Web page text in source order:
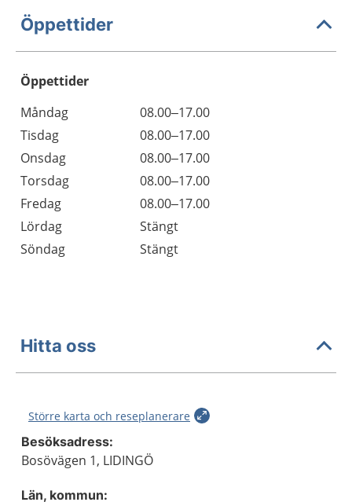
Öppettider
Öppettider
Dag
Öppettider
Kommentarer
Måndag
08.00–17.00
Tisdag
08.00–17.00
Onsdag
08.00–17.00
Torsdag
08.00–17.00
Fredag
08.00–17.00
Lördag
Stängt
Söndag
Stängt
Hitta oss
Större karta och reseplanerare
Besöksadress:
Bosövägen 1, LIDINGÖ
Län, kommun: